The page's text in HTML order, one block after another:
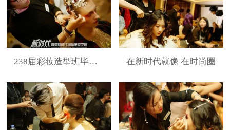
238届彩妆造型班毕业展 在新时代就像 在时尚圈